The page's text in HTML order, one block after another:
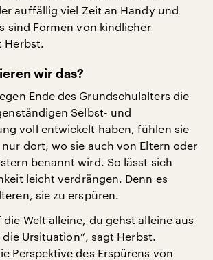
auffällig viel Zeit an Handy und
sind Formen von kindlicher
Herbst.
wir das?
Ende des Grundschulalters die
Selbst- und
voll entwickelt haben, fühlen sie
nur dort, wo sie auch von Eltern oder
benannt wird. So lässt sich
leicht verdrängen. Denn es
sie zu erspüren.
die Welt alleine, du gehst alleine aus
die Ursituation“, sagt Herbst.
Perspektive des Erspürens von